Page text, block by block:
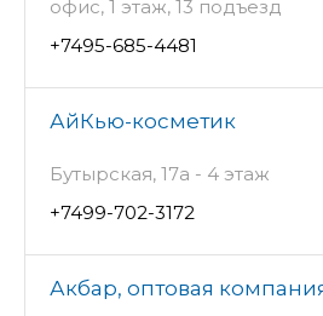
офис, 1 этаж, 13 подъезд
+7495-685-4481
АйКью-косметик
Бутырская, 17а - 4 этаж
+7499-702-3172
Акбар, оптовая